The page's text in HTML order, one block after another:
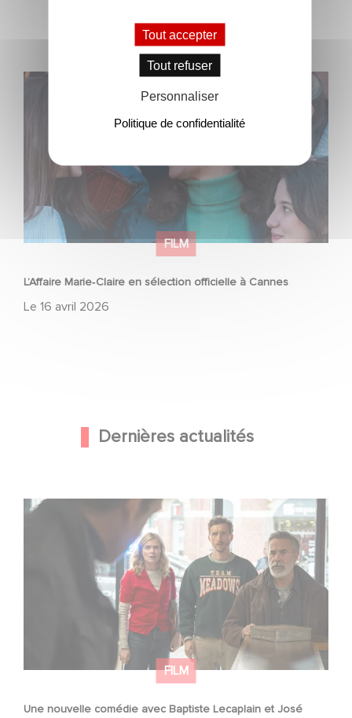
FILM
L’Affaire Marie‑Claire en sélection officielle à Cannes
Le 16 avril 2026
L’Affaire Marie‑Claire en sélection officielle à Cannes
Dernières actualités
FILM
Une nouvelle comédie avec Baptiste Lecaplain et José
Une nouvelle comédie avec Baptiste Lecaplain et José
Garcia en 2027 !
Tout accepter
Tout refuser
Personnaliser
Politique de confidentialité